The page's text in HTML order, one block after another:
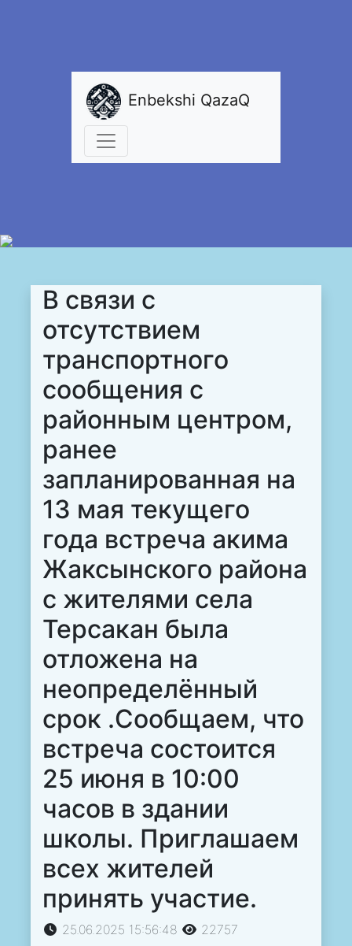
Enbekshi QazaQ
В связи с
отсутствием
транспортного
сообщения с
районным центром,
ранее
запланированная на
13 мая текущего
года встреча акима
Жаксынского района
с жителями села
Терсакан была
отложена на
неопределённый
срок .Сообщаем, что
встреча состоится
25 июня в 10:00
часов в здании
школы. Приглашаем
всех жителей
принять участие.
25.06.2025 15:56:48 22757